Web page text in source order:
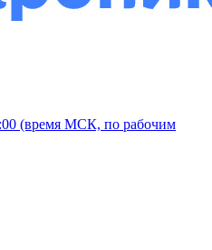
(время МСК, по рабочим